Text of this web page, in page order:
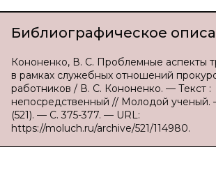
Библиографическое
Кононенко, В. С. Проблемные аспекты
в рамках служебных отношений
работников / В. С. Кононенко. — Текст :
непосредственный // Молодой
(521). — С. 375-377. — URL:
https://moluch.ru/archive/521/114980.